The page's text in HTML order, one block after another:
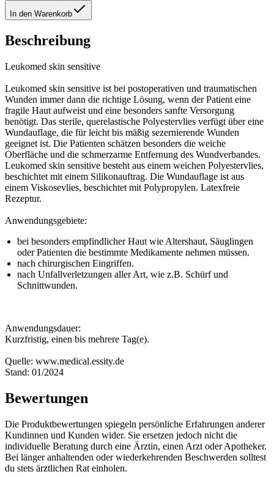
In den Warenkorb
Beschreibung
Leukomed skin sensitive
Leukomed skin sensitive ist bei postoperativen und traumatischen
Wunden immer dann die richtige Lösung, wenn der Patient eine
fragile Haut aufweist und eine besonders sanfte Versorgung
benötigt. Das sterile, querelastische Polyestervlies verfügt über eine
Wundauflage, die für leicht bis mäßig sezernierende Wunden
geeignet ist. Die Patienten schätzen besonders die weiche
Oberfläche und die schmerzarme Entfernung des Wundverbandes.
Leukomed skin sensitive besteht aus einem weichen Polyestervlies,
beschichtet mit einem Silikonauftrag. Die Wundauflage ist aus
einem Viskosevlies, beschichtet mit Polypropylen. Latexfreie
Rezeptur.
Anwendungsgebiete:
bei besonders empfindlicher Haut wie Altershaut, Säuglingen
oder Patienten die bestimmte Medikamente nehmen müssen.
nach chirurgischen Eingriffen.
nach Unfallverletzungen aller Art, wie z.B. Schürf und
Schnittwunden.
Anwendungsdauer:
Kurzfristig, einen bis mehrere Tag(e).
Quelle: www.medical.essity.de
Stand: 01/2024
Bewertungen
Die Produktbewertungen spiegeln persönliche Erfahrungen anderer
Kundinnen und Kunden wider. Sie ersetzen jedoch nicht die
individuelle Beratung durch eine Ärztin, einen Arzt oder Apotheker.
Bei länger anhaltenden oder wiederkehrenden Beschwerden solltest
du stets ärztlichen Rat einholen.